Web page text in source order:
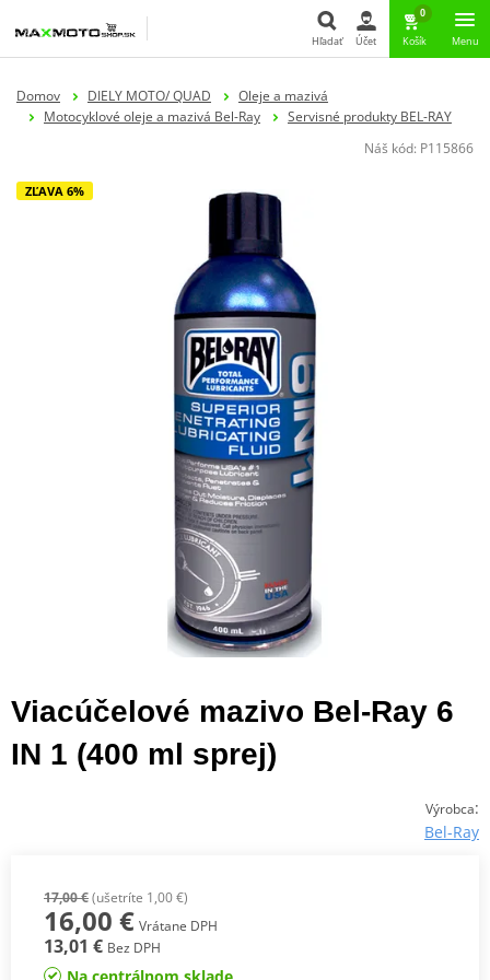
Hľadať Účet
0
Košík Menu
Domov DIELY MOTO/ QUAD
Oleje a mazivá
Motocyklové oleje a mazivá Bel-Ray
Servisné produkty BEL-RAY
Náš kód: P115866
ZĽAVA 6%
Viacúčelové mazivo Bel-Ray 6
IN 1 (400 ml sprej)
Výrobca:
Bel-Ray
17,00 €(ušetríte 1,00 €)
16,00 € Vrátane DPH
13,01 € Bez DPH